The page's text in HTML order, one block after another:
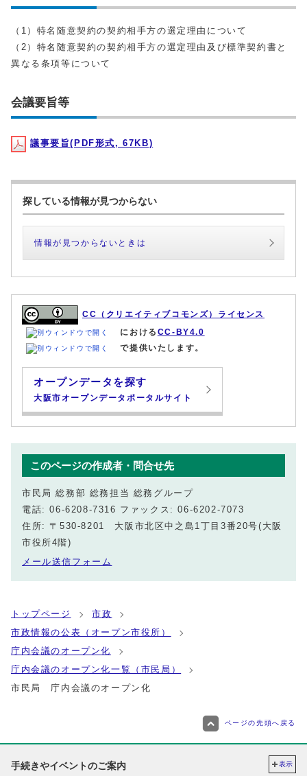
（1）特名随意契約の契約相手方の選定理由について
（2）特名随意契約の契約相手方の選定理由及び標準契約書と
異なる条項等について
会議要旨等
議事要旨(PDF形式, 67KB)
探している情報が見つからない
情報が見つからないときは
CC（クリエイティブコモンズ）ライセンス
における CC-BY4.0
で提供いたします。
オープンデータを探す
大阪市オープンデータポータルサイト
このページの作成者・問合せ先
市民局 総務部 総務担当 総務グループ
電話: 06-6208-7316 ファックス: 06-6202-7073
住所: 〒530-8201 大阪市北区中之島1丁目3番20号(大阪
市役所4階)
メール送信フォーム
トップページ
市政
市政情報の公表（オープン市役所）
庁内会議のオープン化
庁内会議のオープン化一覧（市民局）
市民局 庁内会議のオープン化
ページの先頭へ戻る
手続きやイベントのご案内 表示